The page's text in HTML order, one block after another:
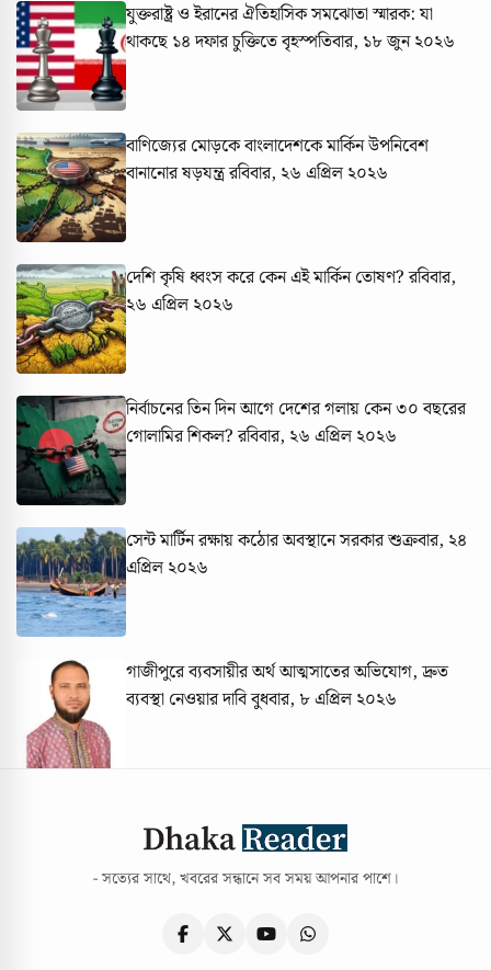
যুক্তরাষ্ট্র ও ইরানের ঐতিহাসিক সমঝোতা স্মারক: যা
থাকছে ১৪ দফার চুক্তিতেবৃহস্পতিবার, ১৮ জুন ২০২৬
বাণিজ্যের মোড়কে বাংলাদেশকে মার্কিন উপনিবেশ
বানানোর ষড়যন্ত্ররবিবার, ২৬ এপ্রিল ২০২৬
দেশি কৃষি ধ্বংস করে কেন এই মার্কিন তোষণ? রবিবার,
২৬ এপ্রিল ২০২৬
নির্বাচনের তিন দিন আগে দেশের গলায় কেন ৩০ বছরের
গোলামির শিকল? রবিবার, ২৬ এপ্রিল ২০২৬
সেন্ট মার্টিন রক্ষায় কঠোর অবস্থানে সরকারশুক্রবার, ২৪
এপ্রিল ২০২৬
গাজীপুরে ব্যবসায়ীর অর্থ আত্মসাতের অভিযোগ, দ্রুত
ব্যবস্থা নেওয়ার দাবিবুধবার, ৮ এপ্রিল ২০২৬
- সত্যের সাথে, খবরের সন্ধানে সব সময় আপনার পাশে।